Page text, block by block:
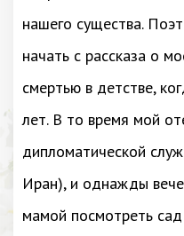
нашего существа.
начать с рассказа о
смертью в детстве,
лет. В то время мой
дипломатической
Иран), и однажды
мамой посмотреть